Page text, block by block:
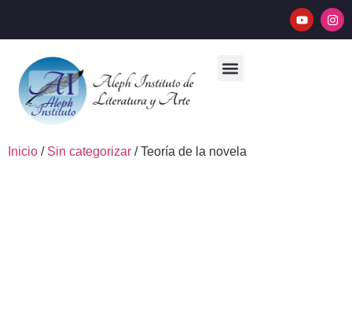
Inicio / Sin categorizar / Teoría de la novela